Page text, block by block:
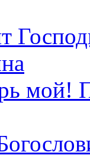
мой!